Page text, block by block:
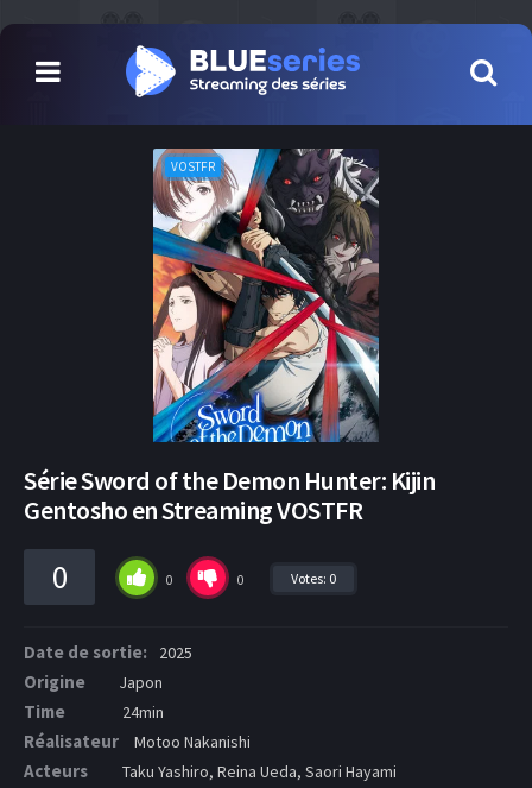
VOSTFR
Série Sword of the Demon Hunter: Kijin
Gentosho en Streaming VOSTFR
0 0 0 Votes: 0
Date de sortie: 2025
Origine Japon
Time 24min
Réalisateur Motoo Nakanishi
Acteurs Taku Yashiro, Reina Ueda, Saori Hayami